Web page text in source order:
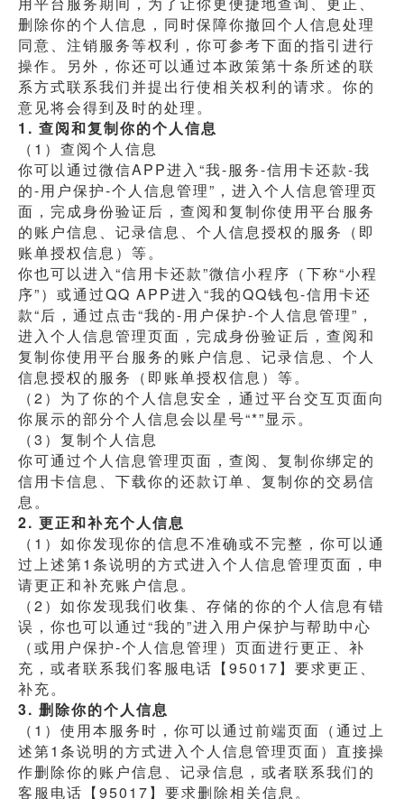
删除你的个人信息，同时保障你撤回个人信息处理
同意、注销服务等权利，你可参考下面的指引进行
操作。另外，你还可以通过本政策第十条所述的联
系方式联系我们并提出行使相关权利的请求。你的
意见将会得到及时的处理。
1. 查阅和复制你的个人信息
（1）查阅个人信息
你可以通过微信APP进入“我-服务-信用卡还款-我
的-用户保护-个人信息管理”，进入个人信息管理页
面，完成身份验证后，查阅和复制你使用平台服务
的账户信息、记录信息、个人信息授权的服务（即
账单授权信息）等。
你也可以进入“信用卡还款”微信小程序（下称“小程
序”）或通过QQ APP进入“我的QQ钱包-信用卡还
款“后，通过点击“我的-用户保护-个人信息管理”，
进入个人信息管理页面，完成身份验证后，查阅和
复制你使用平台服务的账户信息、记录信息、个人
信息授权的服务（即账单授权信息）等。
（2）为了你的个人信息安全，通过平台交互页面向
你展示的部分个人信息会以星号“*”显示。
（3）复制个人信息
你可通过个人信息管理页面，查阅、复制你绑定的
信用卡信息、下载你的还款订单、复制你的交易信
息。
2. 更正和补充个人信息
（1）如你发现你的信息不准确或不完整，你可以通
过上述第1条说明的方式进入个人信息管理页面，申
请更正和补充账户信息。
（2）如你发现我们收集、存储的你的个人信息有错
误，你也可以通过“我的”进入用户保护与帮助中心
（或用户保护-个人信息管理）页面进行更正、补
充，或者联系我们客服电话【95017】要求更正、
补充。
3. 删除你的个人信息
（1）使用本服务时，你可以通过前端页面（通过上
述第1条说明的方式进入个人信息管理页面）直接操
作删除你的账户信息、记录信息，或者联系我们的
客服电话【95017】要求删除相关信息。